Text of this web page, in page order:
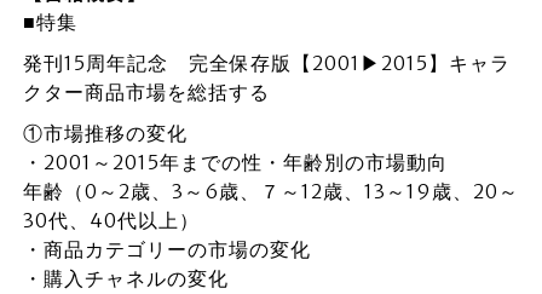
■特集
発刊15周年記念 完全保存版【2001▶2015】キャラ
クター商品市場を総括する
①市場推移の変化
・2001～2015年までの性・年齢別の市場動向
年齢（0～2歳、3～6歳、７～12歳、13～19歳、20～
30代、40代以上）
・商品カテゴリーの市場の変化
・購入チャネルの変化